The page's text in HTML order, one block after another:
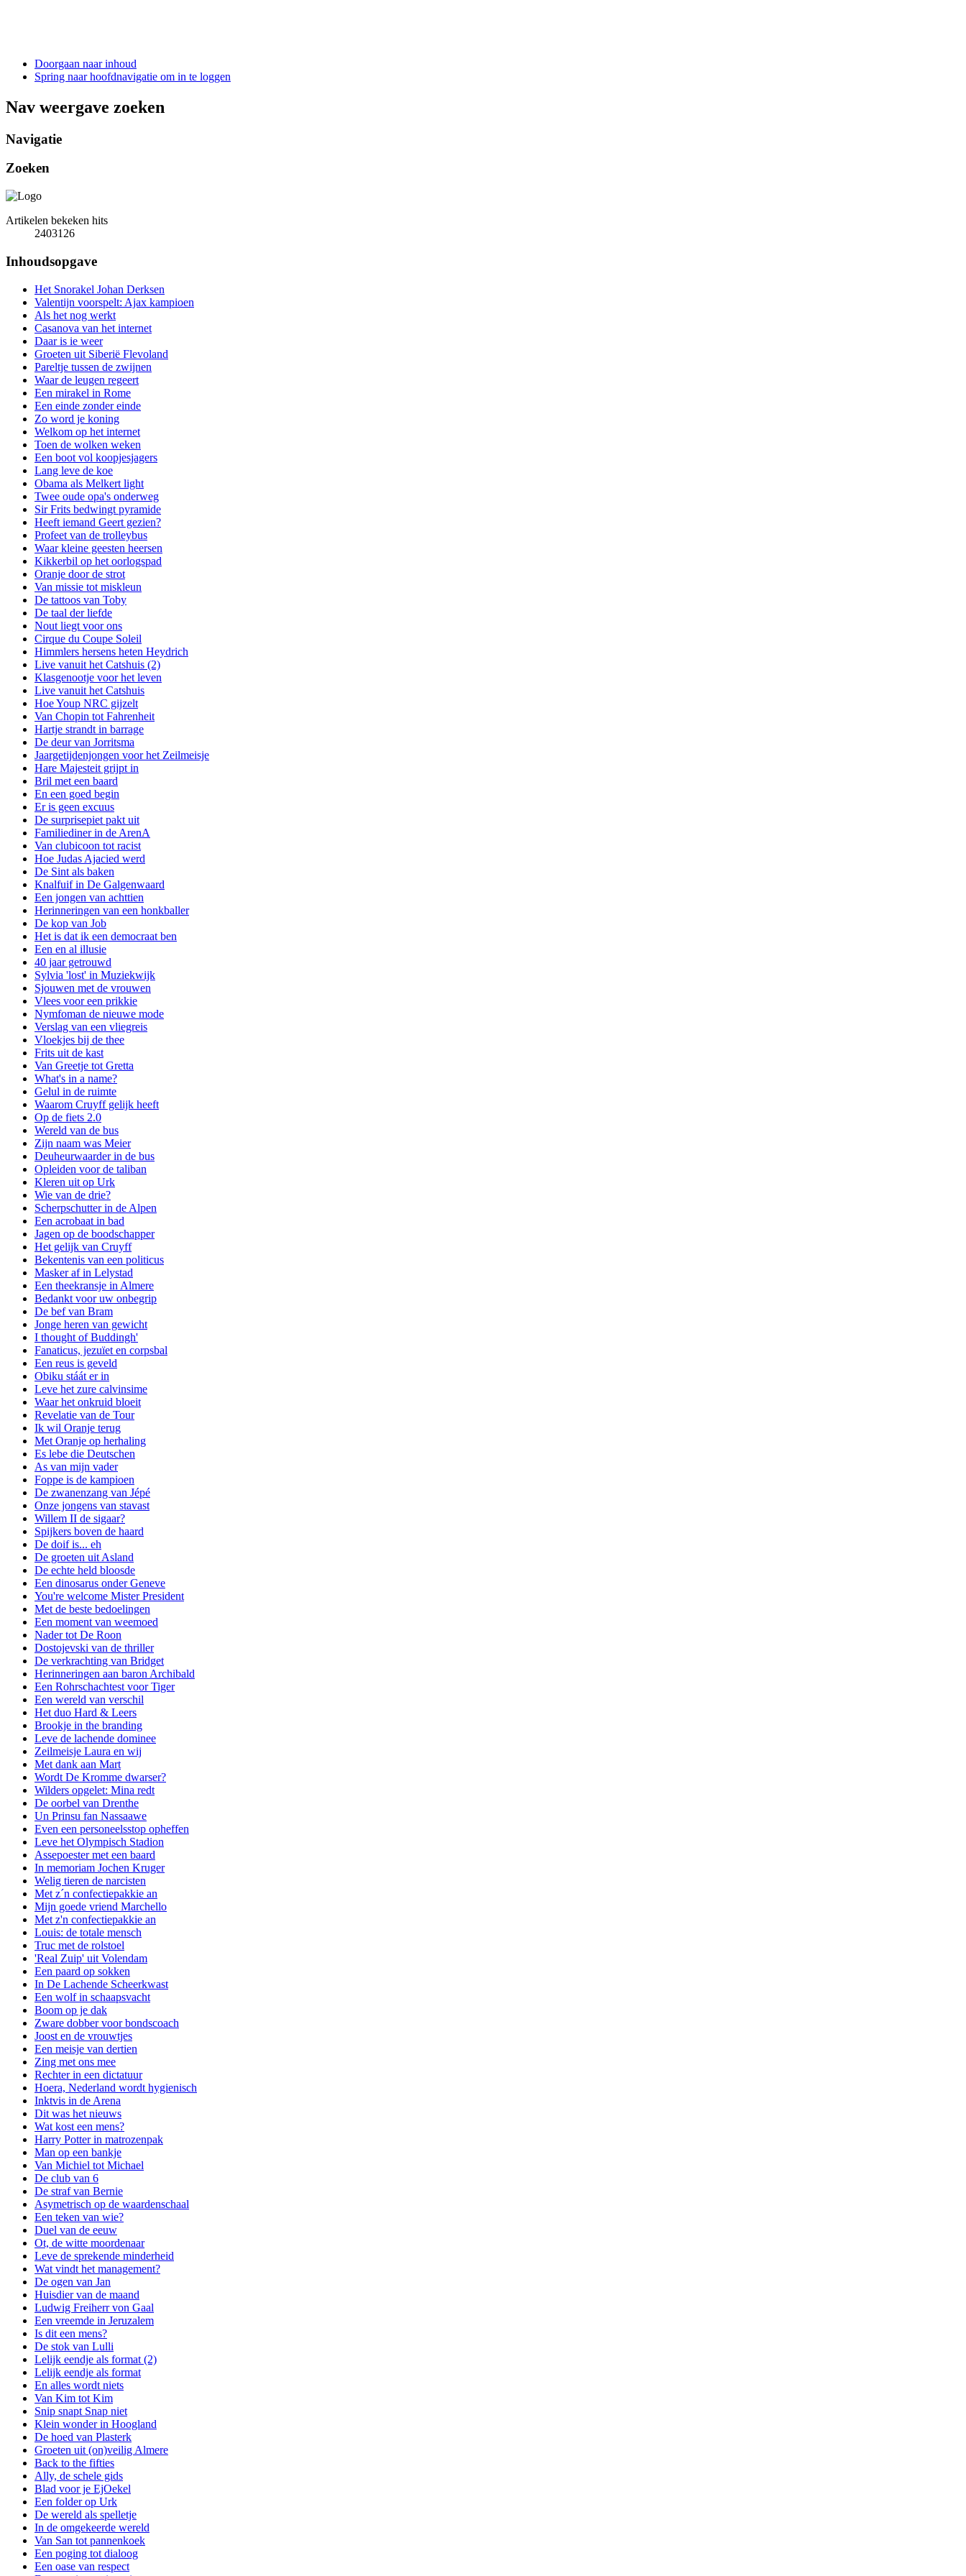
Doorgaan naar inhoud
Spring naar hoofdnavigatie om in te loggen
Nav weergave zoeken
Navigatie
Zoeken
Artikelen bekeken hits
2403126
Inhoudsopgave
Het Snorakel Johan Derksen
Valentijn voorspelt: Ajax kampioen
Als het nog werkt
Casanova van het internet
Daar is ie weer
Groeten uit Siberië Flevoland
Pareltje tussen de zwijnen
Waar de leugen regeert
Een mirakel in Rome
Een einde zonder einde
Zo word je koning
Welkom op het internet
Toen de wolken weken
Een boot vol koopjesjagers
Lang leve de koe
Obama als Melkert light
Twee oude opa's onderweg
Sir Frits bedwingt pyramide
Heeft iemand Geert gezien?
Profeet van de trolleybus
Waar kleine geesten heersen
Kikkerbil op het oorlogspad
Oranje door de strot
Van missie tot miskleun
De tattoos van Toby
De taal der liefde
Nout liegt voor ons
Cirque du Coupe Soleil
Himmlers hersens heten Heydrich
Live vanuit het Catshuis (2)
Klasgenootje voor het leven
Live vanuit het Catshuis
Hoe Youp NRC gijzelt
Van Chopin tot Fahrenheit
Hartje strandt in barrage
De deur van Jorritsma
Jaargetijdenjongen voor het Zeilmeisje
Hare Majesteit grijpt in
Bril met een baard
En een goed begin
Er is geen excuus
De surprisepiet pakt uit
Familiediner in de ArenA
Van clubicoon tot racist
Hoe Judas Ajacied werd
De Sint als baken
Knalfuif in De Galgenwaard
Een jongen van achttien
Herinneringen van een honkballer
De kop van Job
Het is dat ik een democraat ben
Een en al illusie
40 jaar getrouwd
Sylvia 'lost' in Muziekwijk
Sjouwen met de vrouwen
Vlees voor een prikkie
Nymfoman de nieuwe mode
Verslag van een vliegreis
Vloekjes bij de thee
Frits uit de kast
Van Greetje tot Gretta
What's in a name?
Gelul in de ruimte
Waarom Cruyff gelijk heeft
Op de fiets 2.0
Wereld van de bus
Zijn naam was Meier
Deuheurwaarder in de bus
Opleiden voor de taliban
Kleren uit op Urk
Wie van de drie?
Scherpschutter in de Alpen
Een acrobaat in bad
Jagen op de boodschapper
Het gelijk van Cruyff
Bekentenis van een politicus
Masker af in Lelystad
Een theekransje in Almere
Bedankt voor uw onbegrip
De bef van Bram
Jonge heren van gewicht
I thought of Buddingh'
Fanaticus, jezuïet en corpsbal
Een reus is geveld
Obiku stáát er in
Leve het zure calvinsime
Waar het onkruid bloeit
Revelatie van de Tour
Ik wil Oranje terug
Met Oranje op herhaling
Es lebe die Deutschen
As van mijn vader
Foppe is de kampioen
De zwanenzang van Jépé
Onze jongens van stavast
Willem II de sigaar?
Spijkers boven de haard
De doif is... eh
De groeten uit Asland
De echte held bloosde
Een dinosarus onder Geneve
You're welcome Mister President
Met de beste bedoelingen
Een moment van weemoed
Nader tot De Roon
Dostojevski van de thriller
De verkrachting van Bridget
Herinneringen aan baron Archibald
Een Rohrschachtest voor Tiger
Een wereld van verschil
Het duo Hard & Leers
Brookje in the branding
Leve de lachende dominee
Zeilmeisje Laura en wij
Met dank aan Mart
Wordt De Kromme dwarser?
Wilders opgelet: Mina redt
De oorbel van Drenthe
Un Prinsu fan Nassaawe
Even een personeelsstop opheffen
Leve het Olympisch Stadion
Assepoester met een baard
In memoriam Jochen Kruger
Welig tieren de narcisten
Met z´n confectiepakkie an
Mijn goede vriend Marchello
Met z'n confectiepakkie an
Louis: de totale mensch
Truc met de rolstoel
'Real Zuip' uit Volendam
Een paard op sokken
In De Lachende Scheerkwast
Een wolf in schaapsvacht
Boom op je dak
Zware dobber voor bondscoach
Joost en de vrouwtjes
Een meisje van dertien
Zing met ons mee
Rechter in een dictatuur
Hoera, Nederland wordt hygienisch
Inktvis in de Arena
Dit was het nieuws
Wat kost een mens?
Harry Potter in matrozenpak
Man op een bankje
Van Michiel tot Michael
De club van 6
De straf van Bernie
Asymetrisch op de waardenschaal
Een teken van wie?
Duel van de eeuw
Ot, de witte moordenaar
Leve de sprekende minderheid
Wat vindt het management?
De ogen van Jan
Huisdier van de maand
Ludwig Freiherr von Gaal
Een vreemde in Jeruzalem
Is dit een mens?
De stok van Lulli
Lelijk eendje als format (2)
Lelijk eendje als format
En alles wordt niets
Van Kim tot Kim
Snip snapt Snap niet
Klein wonder in Hoogland
De hoed van Plasterk
Groeten uit (on)veilig Almere
Back to the fifties
Ally, de schele gids
Blad voor je EjOekel
Een folder op Urk
De wereld als spelletje
In de omgekeerde wereld
Van San tot pannenkoek
Een poging tot dialoog
Een oase van respect